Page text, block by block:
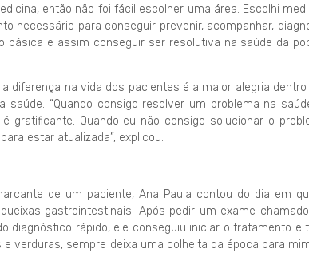
então não foi fácil escolher uma área. Escolhi
necessário para conseguir prevenir, acompanhar,
básica e assim conseguir ser resolutiva na saúde da
diferença na vida dos pacientes é a maior alegria
“Quando consigo resolver um problema na
gratificante. Quando eu não consigo solucionar o
estar atualizada”, explicou.
de um paciente, Ana Paula contou do dia em
gastrointestinais. Após pedir um exame
diagnóstico rápido, ele conseguiu iniciar o tratamento e
verduras, sempre deixa uma colheita da época para